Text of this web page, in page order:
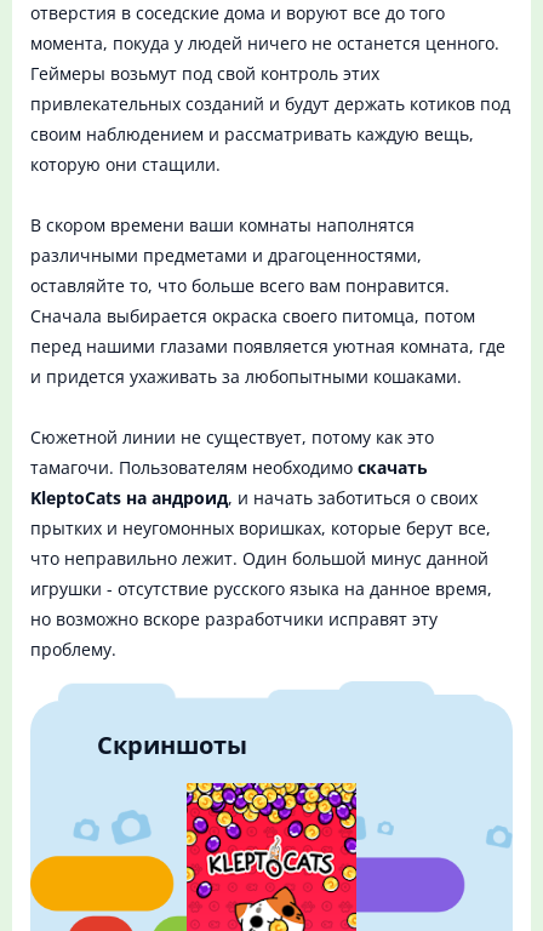
отверстия в соседские дома и воруют все до того
момента, покуда у людей ничего не останется ценного.
Геймеры возьмут под свой контроль этих
привлекательных созданий и будут держать котиков под
своим наблюдением и рассматривать каждую вещь,
которую они стащили.
В скором времени ваши комнаты наполнятся
различными предметами и драгоценностями,
оставляйте то, что больше всего вам понравится.
Сначала выбирается окраска своего питомца, потом
перед нашими глазами появляется уютная комната, где
и придется ухаживать за любопытными кошаками.
Сюжетной линии не существует, потому как это
тамагочи. Пользователям необходимо скачать
KleptoCats на андроид, и начать заботиться о своих
прытких и неугомонных воришках, которые берут все,
что неправильно лежит. Один большой минус данной
игрушки - отсутствие русского языка на данное время,
но возможно вскоре разработчики исправят эту
проблему.
Скриншоты